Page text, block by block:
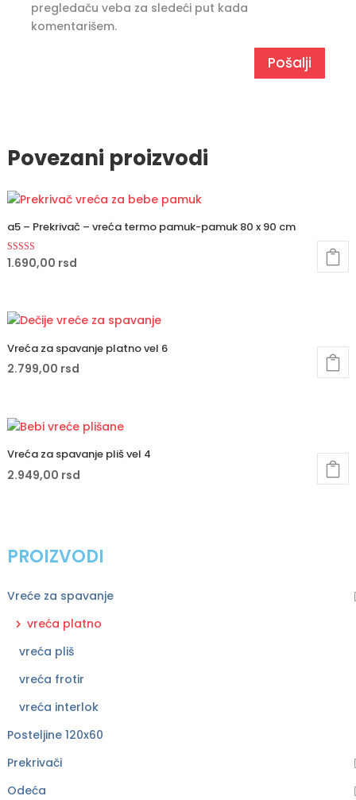
pregledaču veba za sledeći put kada
komentarišem.
Povezani proizvodi
a5 – Prekrivač – vreća termo pamuk-pamuk 80 x 90 cm
Ocenjeno sa
5.00
1.690,00 rsd
Vreća za spavanje platno vel 6
2.799,00 rsd
Vreća za spavanje pliš vel 4
2.949,00 rsd
PROIZVODI
Vreće za spavanje
vreća platno
vreća pliš
vreća frotir
vreća interlok
Posteljine 120x60
Prekrivači
Odeća